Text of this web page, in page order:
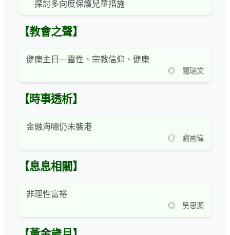
探討多向度保護兒童措施
【教會之聲】
健康主日—靈性、宗教信仰、健康
◎ 關瑞文
【時事透析】
金融海嘯仍未襲港
◎ 劉國偉
【息息相關】
非理性富裕
◎ 吳思源